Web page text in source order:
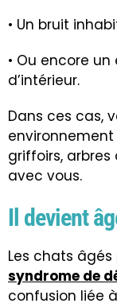
• Un bruit
• Ou encore
d’intérieur.
Dans ces cas,
environnement
griffoirs,
avec vous.
Il devient
Les chats
syndrome de
confusion liée